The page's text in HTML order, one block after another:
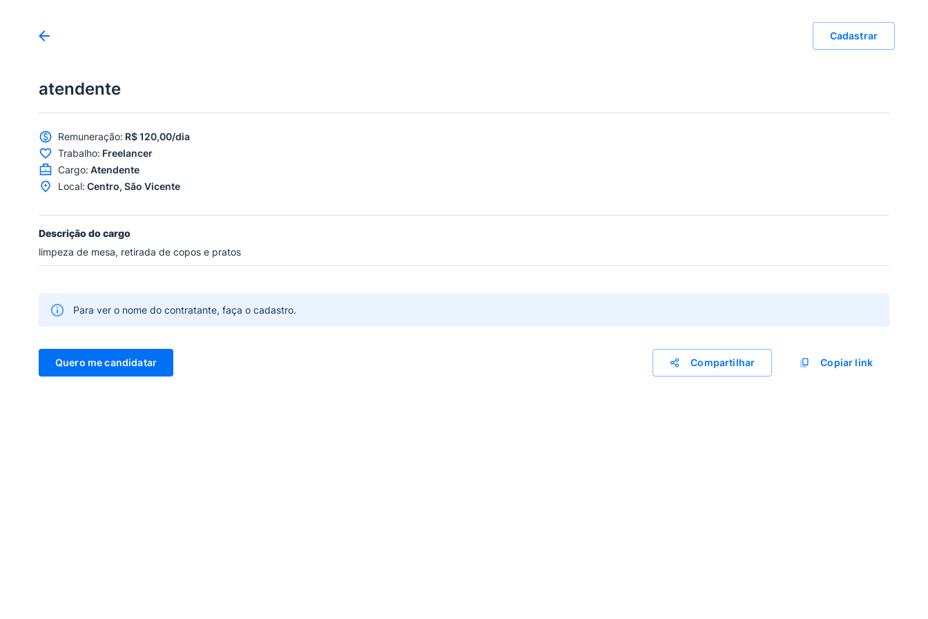
Cadastrar
atendente
Remuneração: R$ 120,00/dia
Trabalho: Freelancer
Cargo: Atendente
Local: Centro, São Vicente
Descrição do cargo
limpeza de mesa, retirada de copos e pratos
Para ver o nome do contratante, faça o cadastro.
Quero me candidatar Compartilhar Copiar link